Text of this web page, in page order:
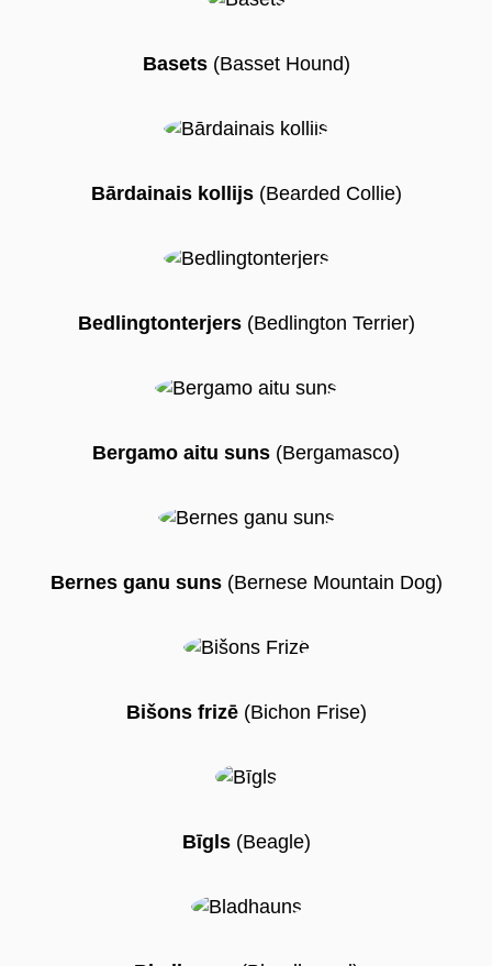
Basets(Basset Hound)
Bārdainais kollijs(Bearded Collie)
Bedlingtonterjers(Bedlington Terrier)
Bergamo aitu suns (Bergamasco)
Bernes ganu suns(Bernese Mountain Dog)
Bišons frizē(Bichon Frise)
Bīgls(Beagle)